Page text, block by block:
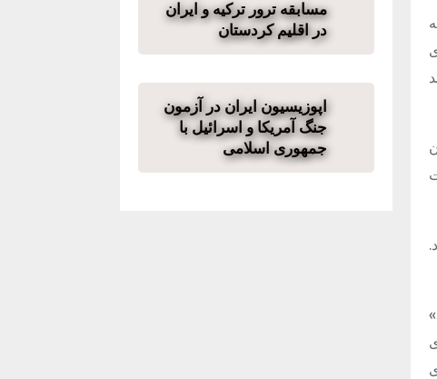
.
»
مسابقه ترور ترکیه و ایران
در اقلیم کردستان
اپوزیسیون ایران در آزمون
جنگ آمریکا و اسرائیل با
جمهوری اسلامی